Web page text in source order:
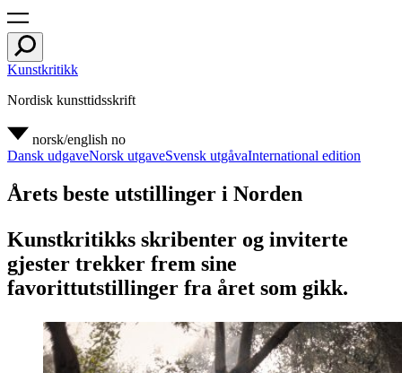
Kunstkritikk
Nordisk kunsttidsskrift
norsk/english no
Dansk udgaveNorsk utgaveSvensk utgåvaInternational edition
Årets beste utstillinger i Norden
Kunstkritikks skribenter og inviterte
gjester trekker frem sine
favorittutstillinger fra året som gikk.